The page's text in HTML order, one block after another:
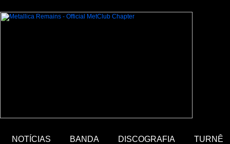
NOTÍCIAS BANDA DISCOGRAFIA TURNÊ